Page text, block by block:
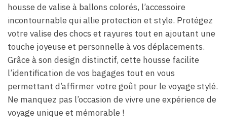
housse de valise à ballons colorés, l’accessoire
incontournable qui allie protection et style. Protégez
votre valise des chocs et rayures tout en ajoutant une
touche joyeuse et personnelle à vos déplacements.
Grâce à son design distinctif, cette housse facilite
l’identification de vos bagages tout en vous
permettant d’affirmer votre goût pour le voyage stylé.
Ne manquez pas l’occasion de vivre une expérience de
voyage unique et mémorable !